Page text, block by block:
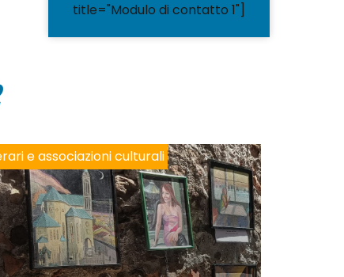
title="Modulo di contatto 1"]
e associazioni culturali